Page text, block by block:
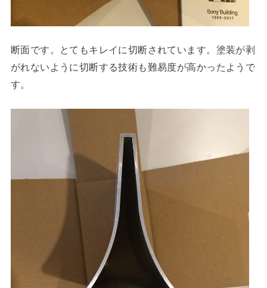
断面です。とてもキレイに切断されています。塗装が剥
がれないように切断する技術も難易度が高かったようで
す。